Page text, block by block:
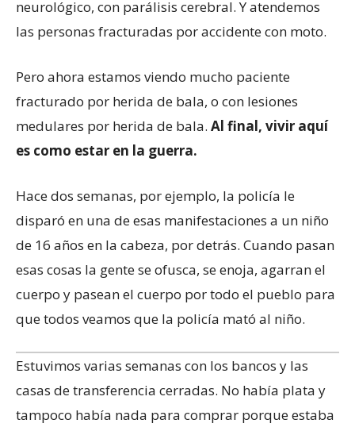
neurológico, con parálisis cerebral. Y atendemos
las personas fracturadas por accidente con moto.
Pero ahora estamos viendo mucho paciente
fracturado por herida de bala, o con lesiones
medulares por herida de bala. Al final, vivir aquí
es como estar en la guerra.
Hace dos semanas, por ejemplo, la policía le
disparó en una de esas manifestaciones a un niño
de 16 años en la cabeza, por detrás. Cuando pasan
esas cosas la gente se ofusca, se enoja, agarran el
cuerpo y pasean el cuerpo por todo el pueblo para
que todos veamos que la policía mató al niño.
Estuvimos varias semanas con los bancos y las
casas de transferencia cerradas. No había plata y
tampoco había nada para comprar porque estaba